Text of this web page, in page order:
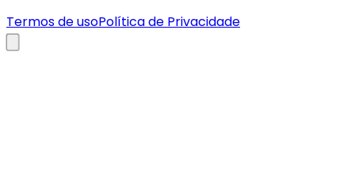
Termos de usoPolítica de Privacidade